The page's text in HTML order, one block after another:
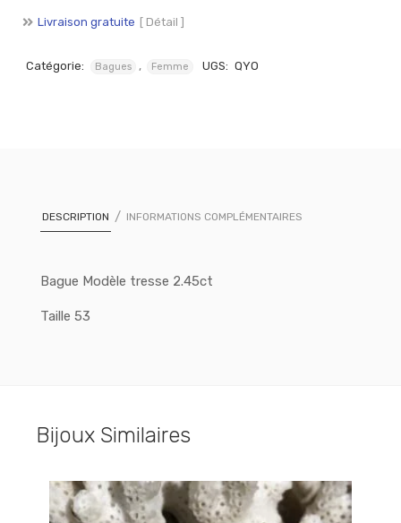
Livraison gratuite [ Détail ]
Catégorie: Bagues , Femme UGS: QYO
DESCRIPTION INFORMATIONS COMPLÉMENTAIRES
Bague Modèle tresse 2.45ct
Taille 53
Bijoux Similaires